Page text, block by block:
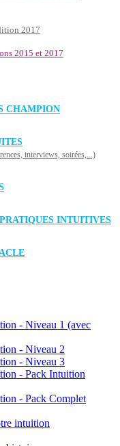
2017
2015 et 2017
CHAMPION
interviews, soirées,...)
INTUITIVES
- Niveau 1 (avec
- Niveau 2
- Niveau 3
- Pack Intuition
- Pack Complet
intuition